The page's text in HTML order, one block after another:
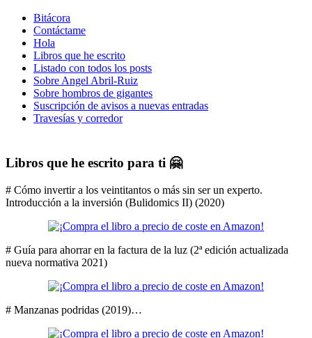
Bitácora
Contáctame
Hola
Libros que he escrito
Listado con todos los posts
Sobre Angel Abril-Ruiz
Sobre hombros de gigantes
Suscripción de avisos a nuevas entradas
Travesías y corredor
Libros que he escrito para ti 🤗
# Cómo invertir a los veintitantos o más sin ser un experto.
Introducción a la inversión (Bulidomics II) (2020)
# Guía para ahorrar en la factura de la luz (2ª edición actualizada
nueva normativa 2021)
# Manzanas podridas (2019)…